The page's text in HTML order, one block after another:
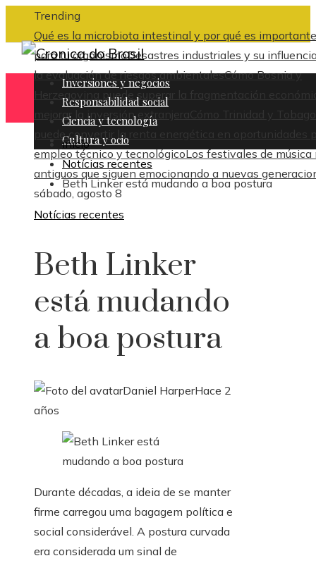
Trending
Qué es la microbiota intestinal y por qué es importante
para tu organismoDesastres industriales y su
la evaluación de riesgos ambientalesCómo Bosnia y
Herzegovina puede superar la fragmentación
mejorar la inversión extranjera
Cómo Trinidad y Tobago
puede convertir la renta energética en oportunidades
empleo técnico y tecnológicoLos festivales de música
antiguos que siguen emocionando a nuevas
sábado, agosto 8
Inversiones y negocios
Responsabilidad social
Ciencia y tecnología
Cultura y ocio
Inicio
Notícias recentes
Beth Linker está mudando a boa postura
Notícias recentes
Beth Linker
está mudando
a boa postura
Daniel HarperHace 2
años
Durante décadas, a ideia de se manter
firme carregou uma bagagem política e
social considerável. A postura curvada
era considerada um sinal de